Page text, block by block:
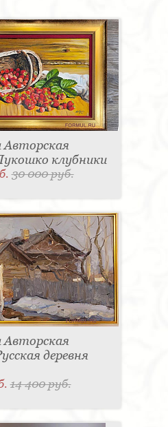
клубники
30 000 руб.
деревня
14 400 руб.